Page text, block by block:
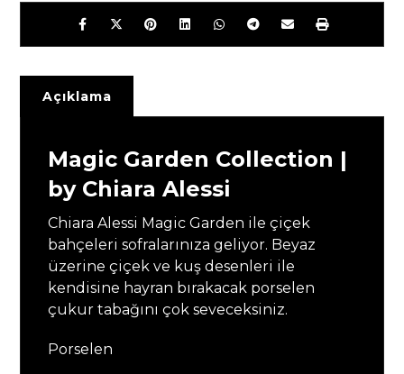
Açıklama
Magic Garden Collection |
by Chiara Alessi
Chiara Alessi Magic Garden ile çiçek
bahçeleri sofralarınıza geliyor. Beyaz
üzerine çiçek ve kuş desenleri ile
kendisine hayran bırakacak porselen
çukur tabağını çok seveceksiniz.
Porselen